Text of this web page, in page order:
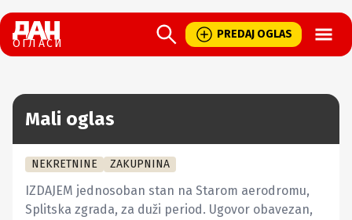
ОГЛАСИ
PREDAJ OGLAS
Mali oglas
NEKRETNINE ZAKUPNINA
IZDAJEM jednosoban stan na Starom aerodromu,
Splitska zgrada, za duži period. Ugovor obavezan,